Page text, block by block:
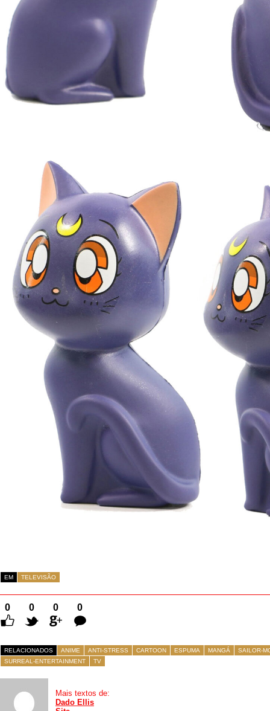
EM TELEVISÃO
0 0 0
0
Comentários
RELACIONADOS ANIME ANTI-STRESS CARTOON ESPUMA MANGÁ
SAILOR-
SURREAL-ENTERTAINMENT
TV
Mais textos de:
Dado Ellis